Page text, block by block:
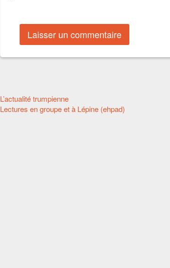
Autres
articles
L’actualité trumpienne
Lectures en groupe et à Lépine (ehpad)